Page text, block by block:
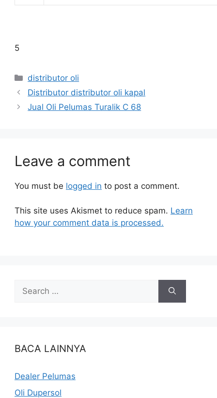
5
distributor oli
Distributor distributor oli kapal
Jual Oli Pelumas Turalik C 68
Leave a comment
You must be logged in to post a comment.
This site uses Akismet to reduce spam. Learn
how your comment data is processed.
BACA LAINNYA
Dealer Pelumas
Oli Dupersol